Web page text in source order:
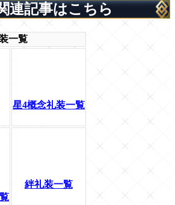
連記事はこちら
一覧
星4概念礼装一覧
絆礼装一覧